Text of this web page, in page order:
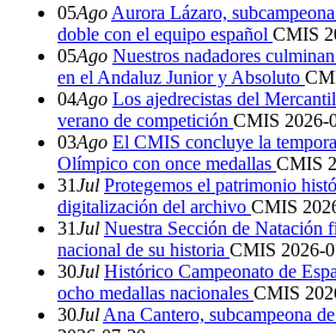
05Ago Aurora Lázaro,
doble con el equipo español CMIS
05Ago Nuestros nadadores
en el Andaluz Junior y Absoluto
04Ago Los ajedrecistas del
verano de competición CMIS 2026-
03Ago El CMIS concluye la
Olímpico con once medallas CMIS
31Jul Protegemos el patrimonio
digitalización del archivo CMIS
31Jul Nuestra Sección de Natación
nacional de su historia CMIS 2026-
30Jul Histórico Campeonato de
ocho medallas nacionales CMIS
30Jul Ana Cantero, subcampeona